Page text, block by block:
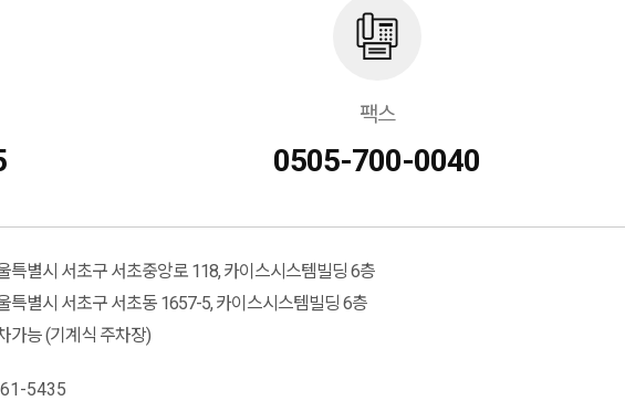
팩스
0505-700-0040
특별시 서초구 서초중앙로 118, 카이스시스템빌딩 6층
특별시 서초구 서초동 1657-5, 카이스시스템빌딩 6층
가능 (기계식 주차장)
5435